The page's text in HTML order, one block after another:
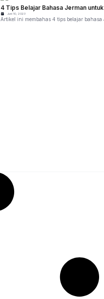
4 Tips Belajar Bahasa Jerman
Juni 10, 2023
Artikel ini membahas 4 tips belajar